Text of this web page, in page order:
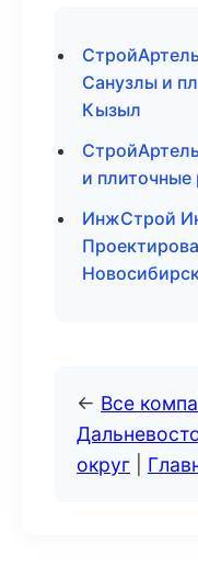
Санузлы и
Кызыл
и плиточные
ИнжСтрой
← Все
округ